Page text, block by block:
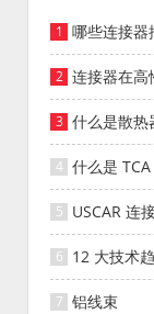
哪些连接器
连接器在高
什么是散热
什么是
USCAR 连
12 大技术
器的演变
铝线束